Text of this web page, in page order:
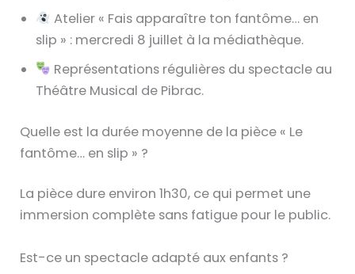
Atelier « Fais apparaître ton fantôme… en
slip » : mercredi 8 juillet à la médiathèque.
Représentations régulières du spectacle au
Théâtre Musical de Pibrac.
Quelle est la durée moyenne de la pièce « Le
fantôme… en slip » ?
La pièce dure environ 1h30, ce qui permet une
immersion complète sans fatigue pour le public.
Est-ce un spectacle adapté aux enfants ?